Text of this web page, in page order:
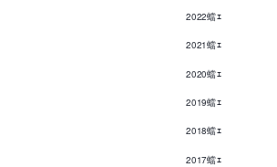
2022蟷ｴ
2021蟷ｴ
2020蟷ｴ
2019蟷ｴ
2018蟷ｴ
2017蟷ｴ